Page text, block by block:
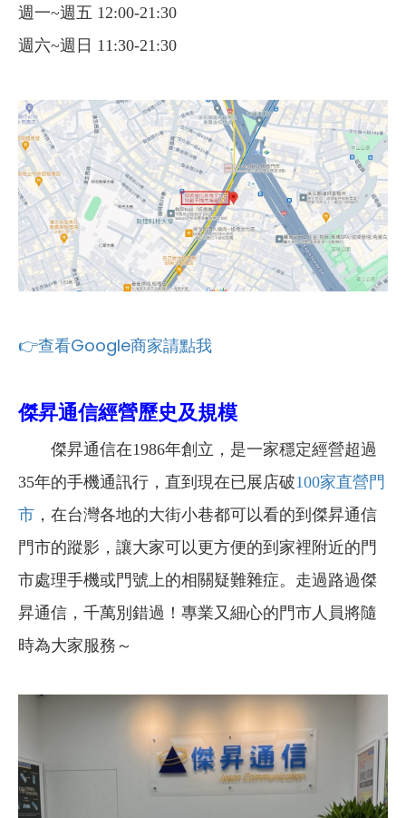
週一~週五 12:00-21:30
週六~週日 11:30-21:30
👉查看Google商家請點我
傑昇通信經營歷史及規模
傑昇通信在1986年創立，是一家穩定經營超過
35年的手機通訊行，直到現在已展店破100家直營門
市 ，在台灣各地的大街小巷都可以看的到傑昇通信
門市的蹤影，讓大家可以更方便的到家裡附近的門
市處理手機或門號上的相關疑難雜症。走過路過傑
昇通信，千萬別錯過！專業又細心的門市人員將隨
時為大家服務～